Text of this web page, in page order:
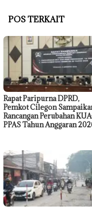
POS TERKAIT
Rapat Paripurna DPRD,
Pemkot Cilegon
Rancangan Perubahan
PPAS Tahun Anggaran